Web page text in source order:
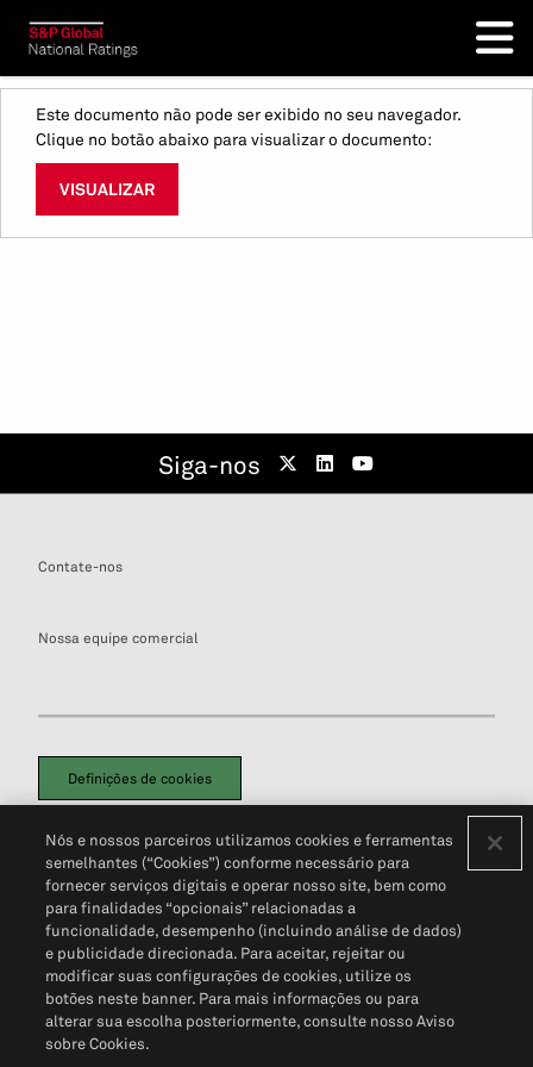
Este documento não pode ser exibido no seu navegador.
Clique no botão abaixo para visualizar o documento:
VISUALIZAR
Siga-nos
Contate-nos
Nossa equipe comercial
Definições de cookies
Política de PrivacidadePortal de privacidade do cliente (em inglês)
Não Venda Minhas Informações Pessoais© 2026 S&P Global
Nós e nossos parceiros utilizamos cookies e ferramentas
semelhantes (“Cookies”) conforme necessário para
fornecer serviços digitais e operar nosso site, bem como
para finalidades “opcionais” relacionadas a
funcionalidade, desempenho (incluindo análise de dados)
e publicidade direcionada. Para aceitar, rejeitar ou
modificar suas configurações de cookies, utilize os
botões neste banner. Para mais informações ou para
alterar sua escolha posteriormente, consulte nosso Aviso
sobre Cookies.